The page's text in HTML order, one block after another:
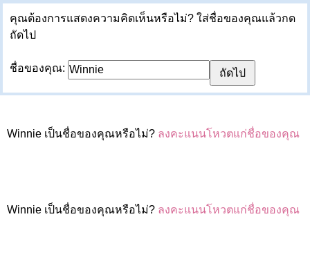
คุณต้องการแสดงความคิดเห็นหรือไม่? ใส่ชื่อของคุณแล้วกด
ถัดไป
ชื่อของคุณ:
Winnie เป็นชื่อของคุณหรือไม่? ลงคะแนนโหวตแก่ชื่อของคุณ
Winnie เป็นชื่อของคุณหรือไม่? ลงคะแนนโหวตแก่ชื่อของคุณ